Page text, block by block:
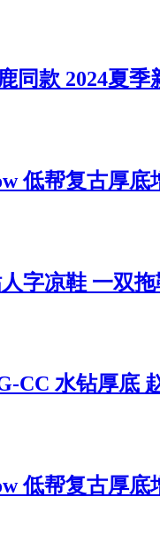
同款 2024夏季
低帮复古厚
字凉鞋 一双拖
CC 水钻厚底
低帮复古厚